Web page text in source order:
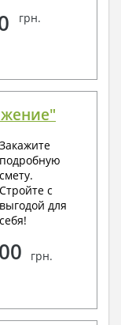
грн.
Закажите
подробную
смету.
Стройте с
выгодой для
себя!
грн.